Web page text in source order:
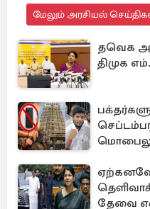
மேலும் அரசியல்
தவெக
திமுக
ஏற்கனவே
தேவை